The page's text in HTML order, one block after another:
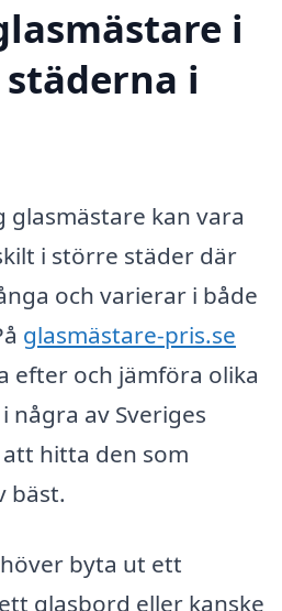
i
i
kan vara
i större städer där
och varierar i både
glasmästare-pris.se
efter och jämföra olika
av Sveriges
hitta den som
bäst.
byta ut ett
glasbord eller kanske